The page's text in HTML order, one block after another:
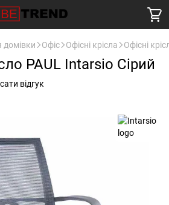
домівки Офіс Офісні крісла Офісні
PAUL Intarsio Сірий
відгук